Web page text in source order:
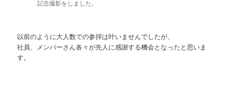
記念撮影をしました。
以前のように大人数での参拝は叶いませんでしたが、
社員、メンバーさん各々が先人に感謝する機会となったと思いま
す。